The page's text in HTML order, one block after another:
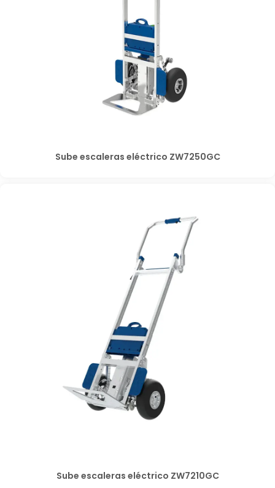
Sube escaleras eléctrico ZW7250GC
Sube escaleras eléctrico ZW7210GC